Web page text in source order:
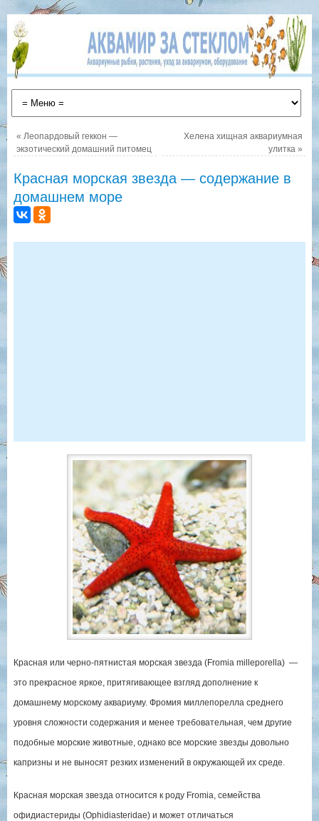
« Леопардовый геккон —
экзотический домашний питомец
Хелена хищная аквариумная
улитка»
Красная морская звезда — содержание в
домашнем море
Красная или черно-пятнистая морская звезда (Fromia milleporella) —
это прекрасное яркое, притягивающее взгляд дополнение к
домашнему морскому аквариуму. Фромия миллепорелла среднего
уровня сложности содержания и менее требовательная, чем другие
подобные морские животные, однако все морские звезды довольно
капризны и не выносят резких изменений в окружающей их среде.
Красная морская звезда относится к роду Fromia, семейства
офидиастериды (Ophidiasteridae) и может отличаться